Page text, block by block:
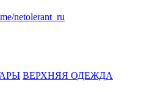
netolerant_ru
ВЕРХНЯЯ ОДЕЖДА